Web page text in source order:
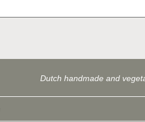
Dutch handmade and